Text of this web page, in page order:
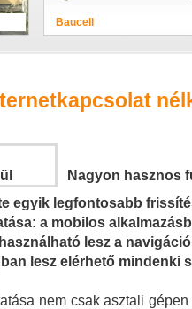
Baucell
Nagyon hasznos
egyik legfontosabb
a mobilos
lesz a
lesz elérhető mindenki
nem csak asztali